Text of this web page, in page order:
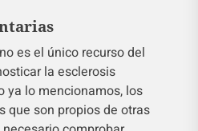
es el único recurso del
la esclerosis
ya lo mencionamos, los
que son propios de otras